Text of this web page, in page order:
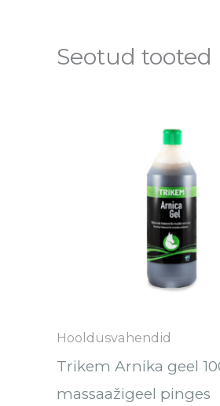
Seotud tooted
Hooldusvahendid
Trikem Arnika geel
massaažigeel pinges